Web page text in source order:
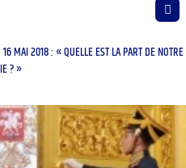
MAI 2018 : « QUELLE EST LA PART DE NOTRE
? »